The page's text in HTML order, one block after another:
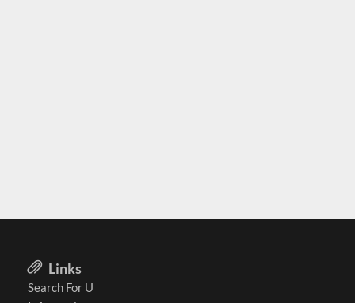
Links
Search For U